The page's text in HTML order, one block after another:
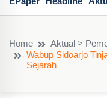
Home
Aktual >
Wabup Sidoarjo
Sejarah